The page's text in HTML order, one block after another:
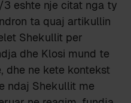
eshte nje citat nga ty
ta quaj artikullin
Shekullit per
dhe Klosi mund te
dhe ne kete kontekst
ndaj Shekullit me